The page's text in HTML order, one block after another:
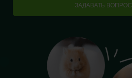
ЗАДАВАТЬ ВОПРОС